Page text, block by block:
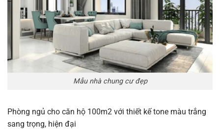
Mẫu nhà chung cư đẹp
Phòng ngủ cho căn hộ 100m2 với thiết kế tone màu trắng
sang trọng, hiện đại